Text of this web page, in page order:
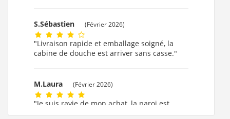
S.Sébastien (Février 2026)
"Livraison rapide et emballage soigné, la
cabine de douche est arriver sans casse."
M.Laura (Février 2026)
"Je suis ravie de mon achat, la paroi est
formidable."